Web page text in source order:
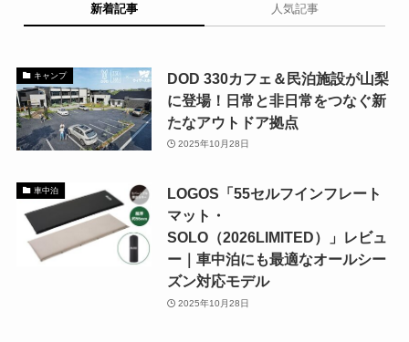
新着記事 人気記事
キャンプ
DOD 330カフェ＆民泊施設が山梨
に登場！日常と非日常をつなぐ新
たなアウトドア拠点
2025年10月28日
車中泊
LOGOS「55セルフインフレート
マット・
SOLO（2026LIMITED）」レビュ
ー｜車中泊にも最適なオールシー
ズン対応モデル
2025年10月28日